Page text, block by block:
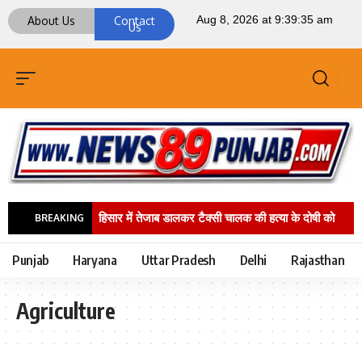
About Us Contact
Us
BREAKING हिसार में तेजाब डालकर टैक्सी चालक की हत्या के दोषी को
हुई घटना के बाद सीएम भगवंत सिंह मान ने बरनाला डीएसपी को
तुरंत सस्पेंड करने का दिया आदेश: मीत हेयर
आज़म भगत सिंह, राजगुरु और सुखदेव को ‘भारत रत्न’ दिए
Punjab Haryana Uttar Pradesh Delhi Rajasthan
Agriculture